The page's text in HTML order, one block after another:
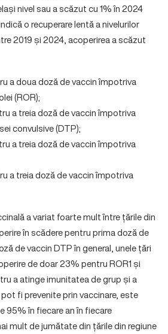
nivel sau a scăzut cu 1% în 2024
o recuperare lentă a nivelurilor
2019 și 2024, acoperirea a scăzut
a doua doză de vaccin împotriva
(ROR);
a treia doză de vaccin împotriva
convulsive (DTP);
a treia doză de vaccin împotriva
a treia doză de vaccin împotriva
a variat foarte mult între țările din
în scădere pentru prima doză de
de vaccin DTP în general, unele țări
de doar 23% pentru ROR1 și
a atinge imunitatea de grup și a
fi prevenite prin vaccinare, este
95% în fiecare an în fiecare
mult de jumătate din țările din regiune